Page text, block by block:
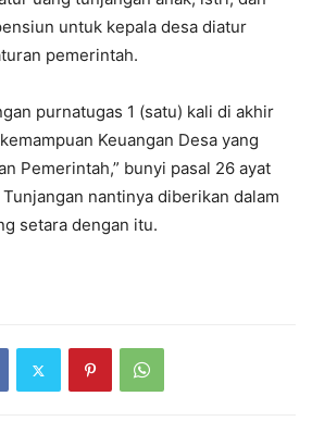
untuk kepala desa diatur
pemerintah.
purnatugas 1 (satu) kali di akhir
Keuangan Desa yang
Pemerintah,” bunyi pasal 26 ayat
nantinya diberikan dalam
setara dengan itu.